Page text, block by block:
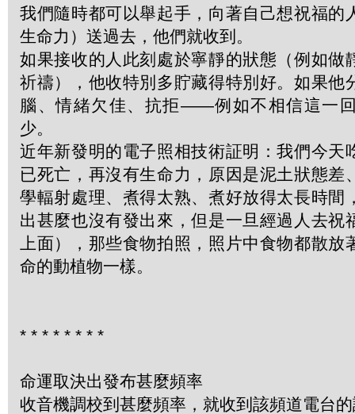
我們隨時都可以舉起手，向著自己想祝福的
生命力）送過去，他們就收到。
如果接收的人此刻處於寧靜的狀態（例如做
祈禱），他收特別多貯藏得特別好。如果他
腦、情緒欠佳、抗拒——例如不相信這一
少。
近年新發明的電子照相技術証明：我們今天
已死亡，再沒有生命力，原因是泥土狀態差
學輻射處理、煮得太熟、煮好放得太長時間
出甚麼也沒有發出來，但是一旦經過人去祝
上面），那些食物拍照，照片中食物都散放
命的動植物一樣。
* * * * * * * *
命運取決出發布甚麼頻率
收音機調校到甚麼頻率，就收到該頻道電台